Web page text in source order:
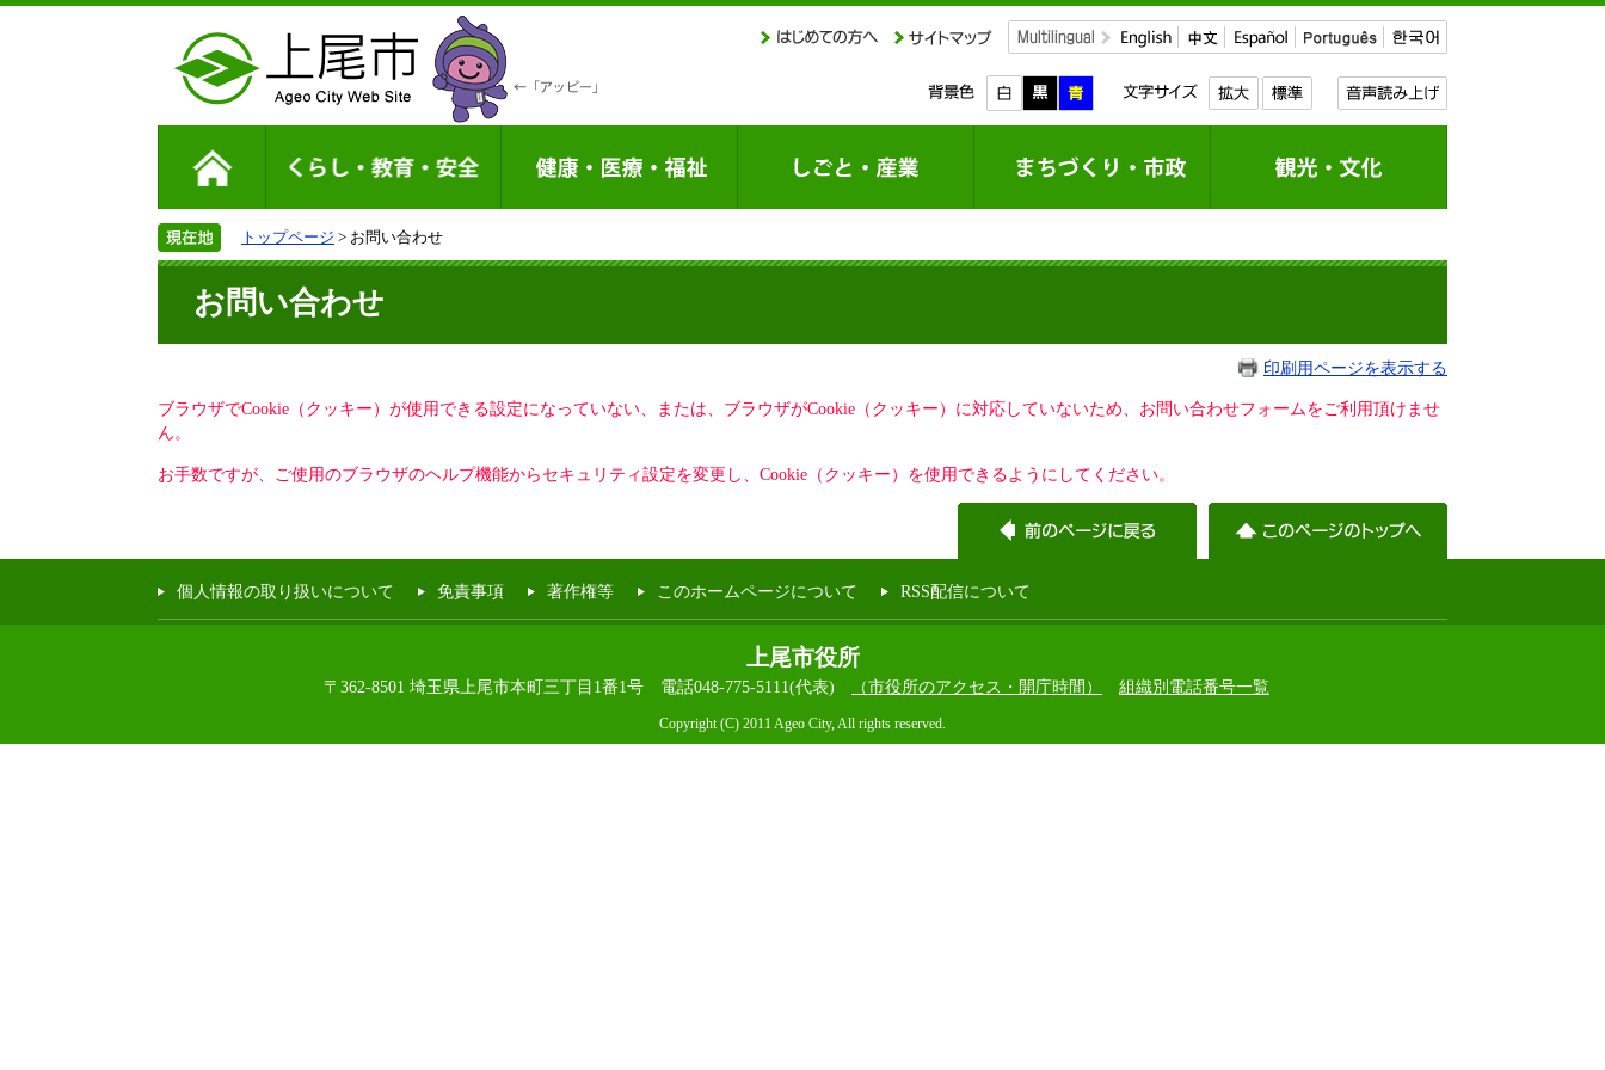
トップページ > お問い合わせ
お問い合わせ
印刷用ページを表示する
ブラウザでCookie（クッキー）が使用できる設定になっていない、または、ブラウザがCookie（クッキー）に対応していないため、お問い合わせフォームをご利用頂けませ
ん。
お手数ですが、ご使用のブラウザのヘルプ機能からセキュリティ設定を変更し、Cookie（クッキー）を使用できるようにしてください。
個人情報の取り扱いについて 免責事項 著作権等 このホームページについて RSS配信について
上尾市役所
〒362-8501 埼玉県上尾市本町三丁目1番1号 電話048-775-5111(代表) （市役所のアクセス・開庁時間） 組織別電話番号一覧
Copyright (C) 2011 Ageo City, All rights reserved.